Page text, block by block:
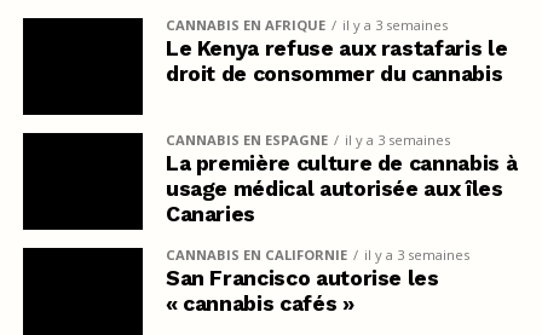
CANNABIS EN AFRIQUE il y a 3 semaines
Le Kenya refuse aux rastafaris le
droit de consommer du cannabis
CANNABIS EN ESPAGNE il y a 3 semaines
La première culture de cannabis à
usage médical autorisée aux îles
Canaries
CANNABIS EN CALIFORNIE il y a 3 semaines
San Francisco autorise les
« cannabis cafés »